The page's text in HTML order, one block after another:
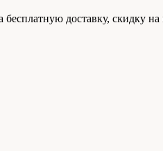
бесплатную доставку, скидку